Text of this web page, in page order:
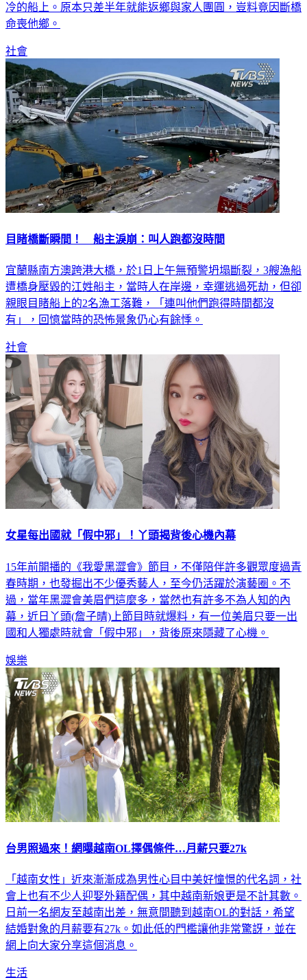
冷的船上。原本只差半年就能返鄉與家人團圓，豈料竟因斷橋
命喪他鄉。
社會
目睹橋斷瞬間！ 船主淚崩：叫人跑都沒時間
宜蘭縣南方澳跨港大橋，於1日上午無預警坍塌斷裂，3艘漁船
遭橋身壓毀的江姓船主，當時人在岸邊，幸運逃過死劫，但卻
親眼目睹船上的2名漁工落難，「連叫他們跑得時間都沒
有」，回憶當時的恐怖景象仍心有餘悸。
社會
女星每出國就「假中邪」！丫頭揭背後心機內幕
15年前開播的《我愛黑澀會》節目，不僅陪伴許多觀眾度過青
春時期，也發掘出不少優秀藝人，至今仍活躍於演藝圈。不
過，當年黑澀會美眉們這麼多，當然也有許多不為人知的內
幕，近日丫頭(詹子晴)上節目時就爆料，有一位美眉只要一出
國和人獨處時就會「假中邪」，背後原來隱藏了心機。
娛樂
台男照過來！網曝越南OL擇偶條件…月薪只要27k
「越南女性」近來漸漸成為男性心目中美好憧憬的代名詞，社
會上也有不少人迎娶外籍配偶，其中越南新娘更是不計其數。
日前一名網友至越南出差，無意間聽到越南OL的對話，希望
結婚對象的月薪要有27k。如此低的門檻讓他非常驚訝，並在
網上向大家分享這個消息。
生活